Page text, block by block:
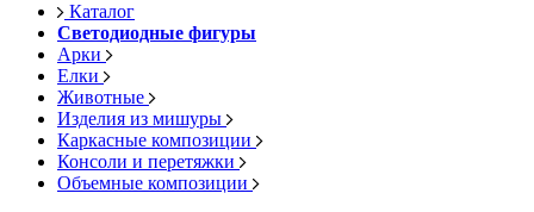
Каталог
Светодиодные фигуры
Арки
Елки
Животные
Изделия из мишуры
Каркасные композиции
Консоли и перетяжки
Объемные композиции